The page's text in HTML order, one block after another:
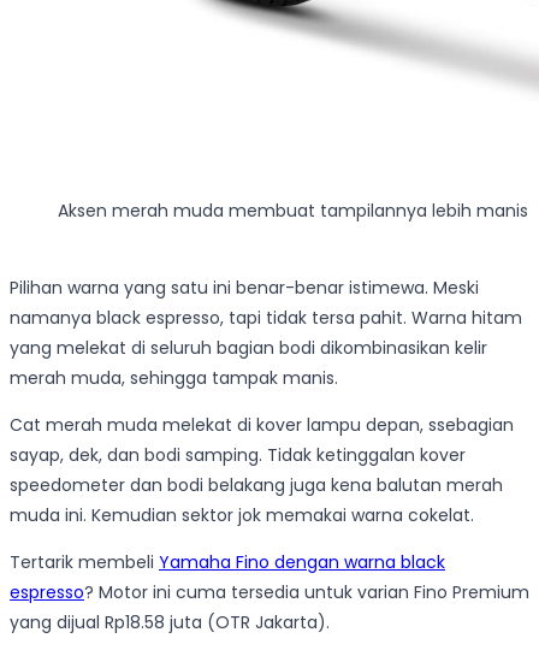
Aksen merah muda membuat tampilannya lebih manis
Pilihan warna yang satu ini benar-benar istimewa. Meski
namanya black espresso, tapi tidak tersa pahit. Warna hitam
yang melekat di seluruh bagian bodi dikombinasikan kelir
merah muda, sehingga tampak manis.
Cat merah muda melekat di kover lampu depan, ssebagian
sayap, dek, dan bodi samping. Tidak ketinggalan kover
speedometer dan bodi belakang juga kena balutan merah
muda ini. Kemudian sektor jok memakai warna cokelat.
Tertarik membeli Yamaha Fino dengan warna black
espresso? Motor ini cuma tersedia untuk varian Fino Premium
yang dijual Rp18.58 juta (OTR Jakarta).